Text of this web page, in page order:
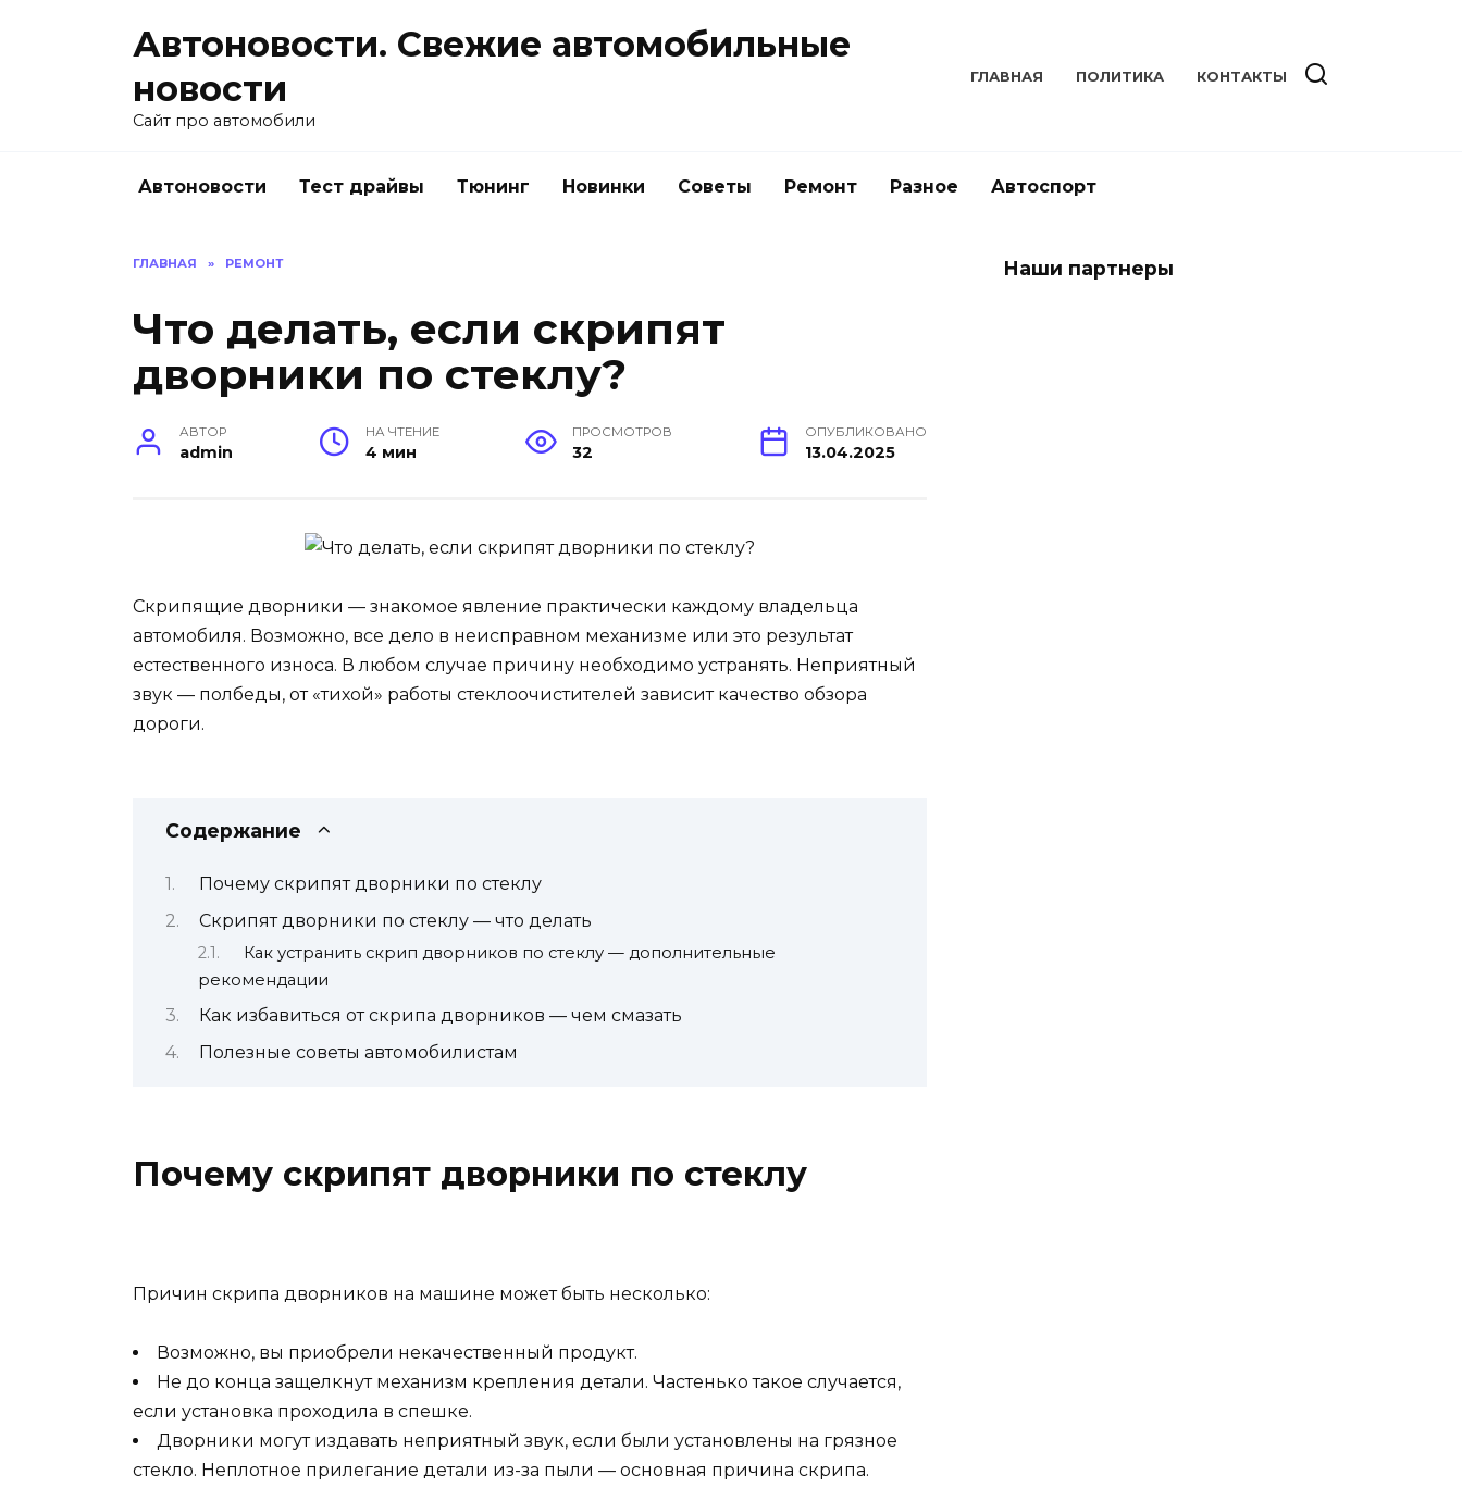
Автоновости. Свежие автомобильные
новости
Сайт про автомобили
ГЛАВНАЯ ПОЛИТИКА КОНТАКТЫ
Автоновости Тест драйвы Тюнинг Новинки Советы Ремонт Разное Автоспорт
ГЛАВНАЯ » РЕМОНТ
Что делать, если скрипят
дворники по стеклу?
АВТОР
admin
НА ЧТЕНИЕ
4 мин
ПРОСМОТРОВ
32
ОПУБЛИКОВАНО
13.04.2025
Скрипящие дворники — знакомое явление практически каждому владельца
автомобиля. Возможно, все дело в неисправном механизме или это результат
естественного износа. В любом случае причину необходимо устранять. Неприятный
звук — полбеды, от «тихой» работы стеклоочистителей зависит качество обзора
дороги.
Содержание
Почему скрипят дворники по стеклу
Скрипят дворники по стеклу — что делать
Как устранить скрип дворников по стеклу — дополнительные
рекомендации
Как избавиться от скрипа дворников — чем смазать
Полезные советы автомобилистам
Почему скрипят дворники по стеклу
Причин скрипа дворников на машине может быть несколько:
Возможно, вы приобрели некачественный продукт.
Не до конца защелкнут механизм крепления детали. Частенько такое случается,
если установка проходила в спешке.
Дворники могут издавать неприятный звук, если были установлены на грязное
стекло. Неплотное прилегание детали из-за пыли — основная причина скрипа.
Наши партнеры